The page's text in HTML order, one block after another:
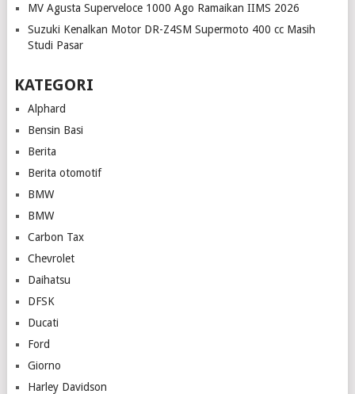
MV Agusta Superveloce 1000 Ago Ramaikan IIMS 2026
Suzuki Kenalkan Motor DR-Z4SM Supermoto 400 cc Masih
Studi Pasar
KATEGORI
Alphard
Bensin Basi
Berita
Berita otomotif
BMW
BMW
Carbon Tax
Chevrolet
Daihatsu
DFSK
Ducati
Ford
Giorno
Harley Davidson